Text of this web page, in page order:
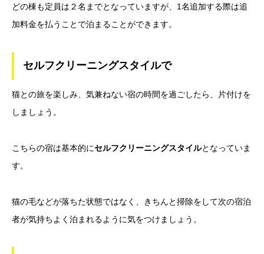
どの棟も定員は２名までとなっていますが、1名追加する際は追
加料金を払うことで泊まることができます。
セルフクリーニングスタイルで
猫との旅を楽しみ、気兼ねない宿の時間を過ごしたら、片付けを
しましょう。
こちらの宿は基本的にセルフクリーニングスタイルとなっていま
す。
猫の毛などが落ちた状態ではなく、きちんと掃除をして次の宿泊
者が気持ちよく泊まれるように気をつけましょう。